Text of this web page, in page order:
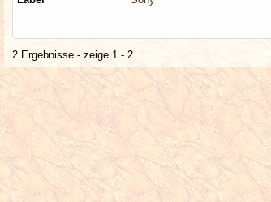
2 Ergebnisse - zeige 1 - 2